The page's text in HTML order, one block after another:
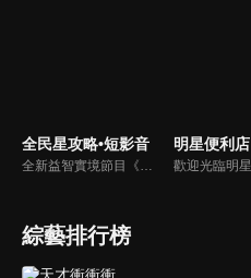
全民星攻略•短影音
全新益智實境節目《全民星攻略》，由館長曾國城擔任把關者，考驗著每個來挑戰九宮格益智遊戲藝人明星。想要攻略九宮格關卡，透過創意聯想、邏輯推理、理想分析，才有機會獲取智慧星幣，帶走夢幻大獎。
明星便利店
綜藝排行榜